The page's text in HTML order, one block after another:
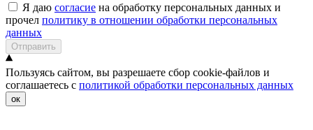
Я даю согласие на обработку персональных данных и
прочел политику в отношении обработки персональных
данных
Отправить
Пользуясь сайтом, вы разрешаете сбор cookie-файлов и
соглашаетесь с политикой обработки персональных данных
ок